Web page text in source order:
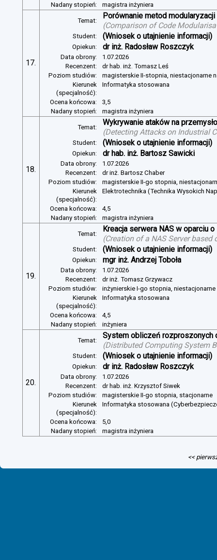
Nadany stopień:
magistra inżyniera
17.
Temat:
Porównanie metod
(Comparison of Code
Student: (Wniosek o utajnienie informacji)
Opiekun: dr inż. Radosław Roszczyk
Data obrony:
1.07.2026
Recenzent:
dr hab. inż. Tomasz Leś
Poziom studiów:
magisterskie II-stopnia, niestacjonarne
Kierunek
(specjalność):
Informatyka stosowana
Ocena końcowa:
3,5
Nadany stopień:
magistra inżyniera
18.
Temat:
Wykrywanie ataków na
(Detecting Attacks on Industrial
Student: (Wniosek o utajnienie informacji)
Opiekun: dr hab. inż. Bartosz Sawicki
Data obrony:
1.07.2026
Recenzent:
dr inż. Bartosz Chaber
Poziom studiów:
magisterskie II-go stopnia,
Kierunek
(specjalność):
Elektrotechnika (Technika Wysokich
Ocena końcowa:
4,5
Nadany stopień:
magistra inżyniera
19.
Temat:
Kreacja serwera NAS w oparciu
(Creation of a NAS Server based
Student: (Wniosek o utajnienie informacji)
Opiekun: mgr inż. Andrzej Toboła
Data obrony:
1.07.2026
Recenzent:
dr inż. Tomasz Grzywacz
Poziom studiów:
inżynierskie I-go stopnia, niestacjonarne
Kierunek
(specjalność):
Informatyka stosowana
Ocena końcowa:
4,5
Nadany stopień:
inżyniera
20.
Temat:
System obliczeń rozproszonych
(Distributed Computing System
Student: (Wniosek o utajnienie informacji)
Opiekun: dr inż. Radosław Roszczyk
Data obrony:
1.07.2026
Recenzent:
dr hab. inż. Krzysztof Siwek
Poziom studiów:
magisterskie II-go stopnia, stacjonarne
Kierunek
(specjalność):
Informatyka stosowana
Ocena końcowa:
5,0
Nadany stopień:
magistra inżyniera
<<